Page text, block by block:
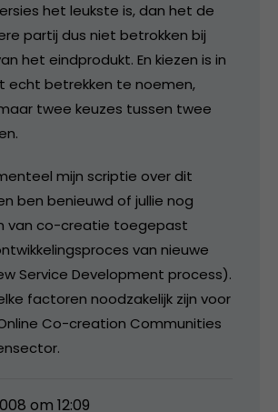
het leukste is, dan het de
partij dus niet betrokken bij
het eindprodukt. En kiezen is in
echt betrekken te noemen,
twee keuzes tussen twee
mijn scriptie over dit
ben benieuwd of jullie nog
van co-creatie toegepast
van nieuwe
Service Development process).
factoren noodzakelijk zijn voor
Co-creation Communities
om 12:09